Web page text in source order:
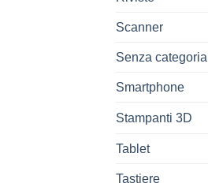
Scanner
Senza categoria
Smartphone
Stampanti 3D
Tablet
Tastiere